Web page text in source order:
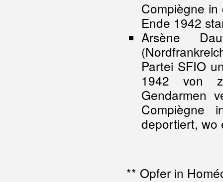
Compiègne
Ende 1942
Arsène
Partei SFIO
1942 von
Gendarmen
Compiègne
deportiert, wo
** Opfer in